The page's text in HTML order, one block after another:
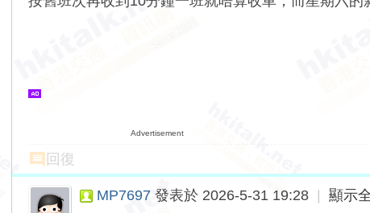
Advertisement
回復
MP7697 發表於 2026-5-31 19:28 顯示